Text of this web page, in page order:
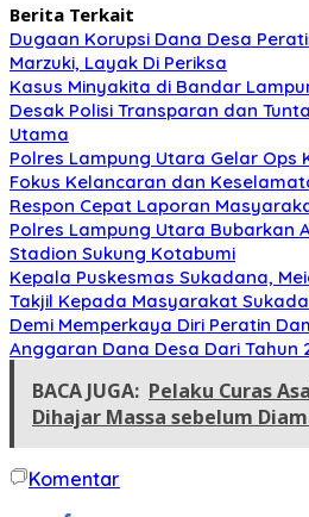
Berita Terkait
Dugaan Korupsi Dana Desa
Marzuki, Layak Di Periksa
Kasus Minyakita di Bandar
Desak Polisi Transparan dan
Utama
Polres Lampung Utara Gelar Ops
Fokus Kelancaran dan
Respon Cepat Laporan
Polres Lampung Utara Bubarkan
Stadion Sukung Kotabumi
Kepala Puskesmas Sukadana,
Takjil Kepada Masyarakat
Demi Memperkaya Diri Peratin
Anggaran Dana Desa Dari Tahun
BACA JUGA: Pelaku Curas
Dihajar Massa sebelum
Komentar